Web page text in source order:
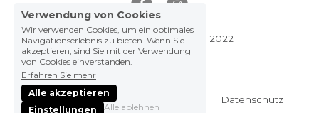
made with love by fine © 2022
Allgemeine Geschäftsbedingungen
Datenschutz
Verwendung von Cookies
Wir verwenden Cookies, um ein optimales
Navigationserlebnis zu bieten. Wenn Sie
akzeptieren, sind Sie mit der Verwendung
von Cookies einverstanden.
Erfahren Sie mehr
Alle akzeptieren
Einstellungen
Alle ablehnen